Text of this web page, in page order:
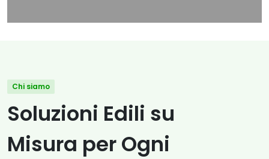
Chi siamo
Soluzioni Edili su
Misura per Ogni